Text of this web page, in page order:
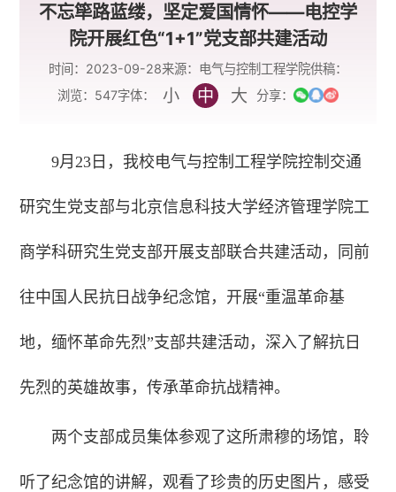
不忘筚路蓝缕，坚定爱国情怀——电控学
院开展红色“1+1”党支部共建活动
时间：2023-09-28来源：电气与控制工程学院供稿：
浏览： 547字体： 小 中 大 分享：
9月23日，我校电气与控制工程学院控制交通
研究生党支部与北京信息科技大学经济管理学院工
商学科研究生党支部开展支部联合共建活动，同前
往中国人民抗日战争纪念馆，开展“重温革命基
地，缅怀革命先烈”支部共建活动，深入了解抗日
先烈的英雄故事，传承革命抗战精神。
两个支部成员集体参观了这所肃穆的场馆，聆
听了纪念馆的讲解，观看了珍贵的历史图片，感受